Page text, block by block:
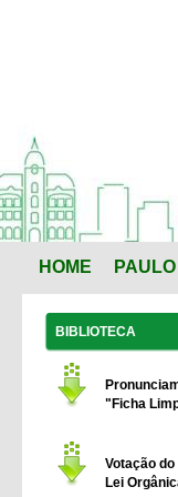
HOME
BIBLIOTECA
"Ficha
Votação
Lei